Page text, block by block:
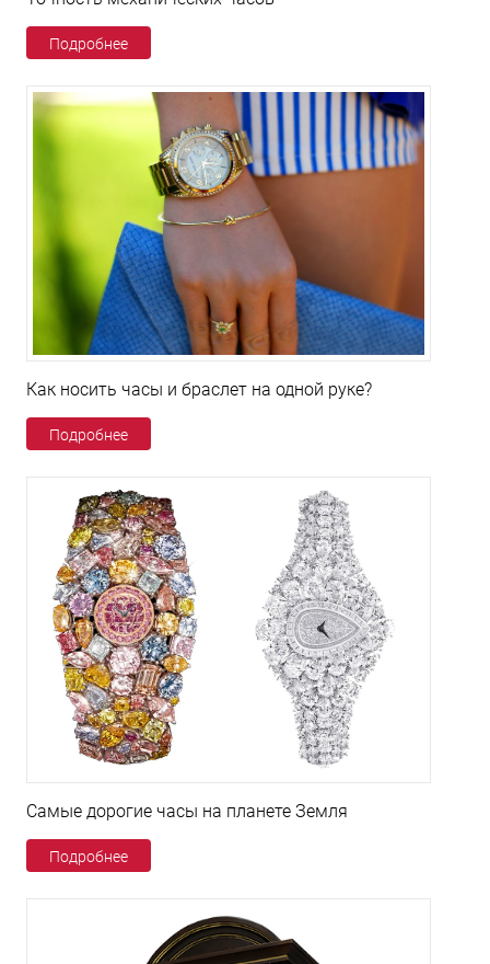
Подробнее
Как носить часы и браслет на одной руке?
Подробнее
Самые дорогие часы на планете Земля
Подробнее